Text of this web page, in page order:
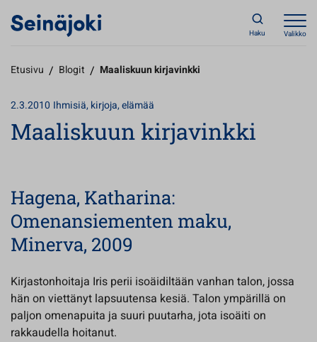
Haku Valikko
Etusivu / Blogit / Maaliskuun kirjavinkki
2.3.2010 Ihmisiä, kirjoja, elämää
Maaliskuun kirjavinkki
Hagena, Katharina:
Omenansiementen maku,
Minerva, 2009
Kirjastonhoitaja Iris perii isoäidiltään vanhan talon, jossa
hän on viettänyt lapsuutensa kesiä. Talon ympärillä on
paljon omenapuita ja suuri puutarha, jota isoäiti on
rakkaudella hoitanut.